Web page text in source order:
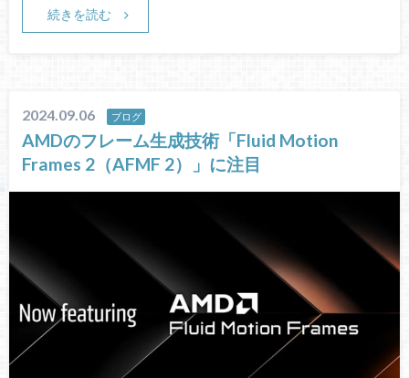
続きを読む
2024.09.06 ブログ
AMDのフレーム生成技術「Fluid Motion
Frames 2（AFMF 2）」に注目